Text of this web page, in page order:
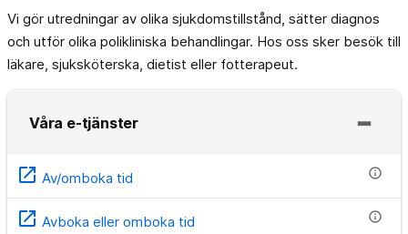
Vi gör utredningar av olika sjukdomstillstånd, sätter diagnos
och utför olika polikliniska behandlingar. Hos oss sker besök till
läkare, sjuksköterska, dietist eller fotterapeut.
Våra e-tjänster
open_in_new Av/omboka tid info
open_in_new Avboka eller omboka tid info